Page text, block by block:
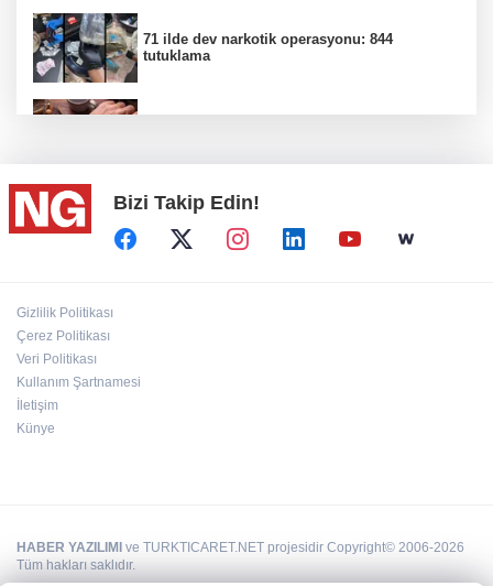
71 ilde dev narkotik operasyonu: 844
tutuklama
Bizi Takip Edin!
Gizlilik Politikası
Çerez Politikası
Veri Politikası
Kullanım Şartnamesi
İletişim
Künye
HABER YAZILIMI ve TURKTICARET.NET projesidir Copyright© 2006-2026
Tüm hakları saklıdır.